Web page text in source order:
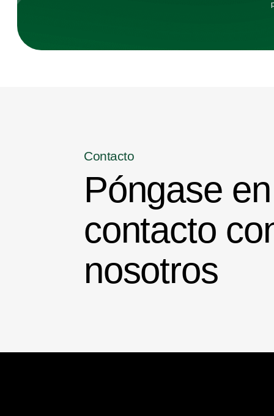
Contacto
Póngase en
contacto
nosotros